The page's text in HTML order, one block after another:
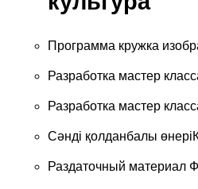
Программа кружка
Разработка мастер
Разработка мастер
Сәнді қолданбалы
Раздаточный материал